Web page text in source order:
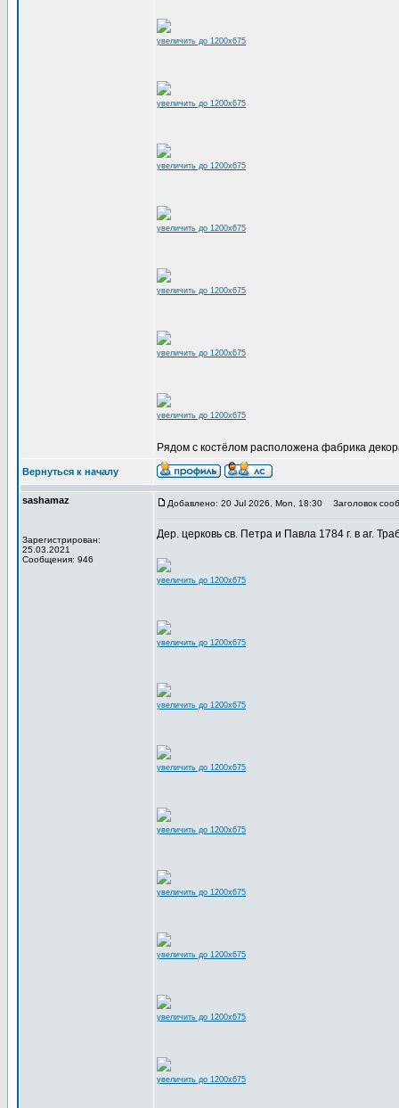
увеличить до 1200x675
увеличить до 1200x675
увеличить до 1200x675
увеличить до 1200x675
увеличить до 1200x675
увеличить до 1200x675
увеличить до 1200x675
Рядом с костёлом расположена фабрика
Вернуться к началу
sashamaz
Зарегистрирован:
25.03.2021
Сообщения: 946
Добавлено: 20 Jul 2026, Mon, 18:30 Заголовок
Дер. церковь св. Петра и Павла 1784 г. в аг.
увеличить до 1200x675
увеличить до 1200x675
увеличить до 1200x675
увеличить до 1200x675
увеличить до 1200x675
увеличить до 1200x675
увеличить до 1200x675
увеличить до 1200x675
увеличить до 1200x675